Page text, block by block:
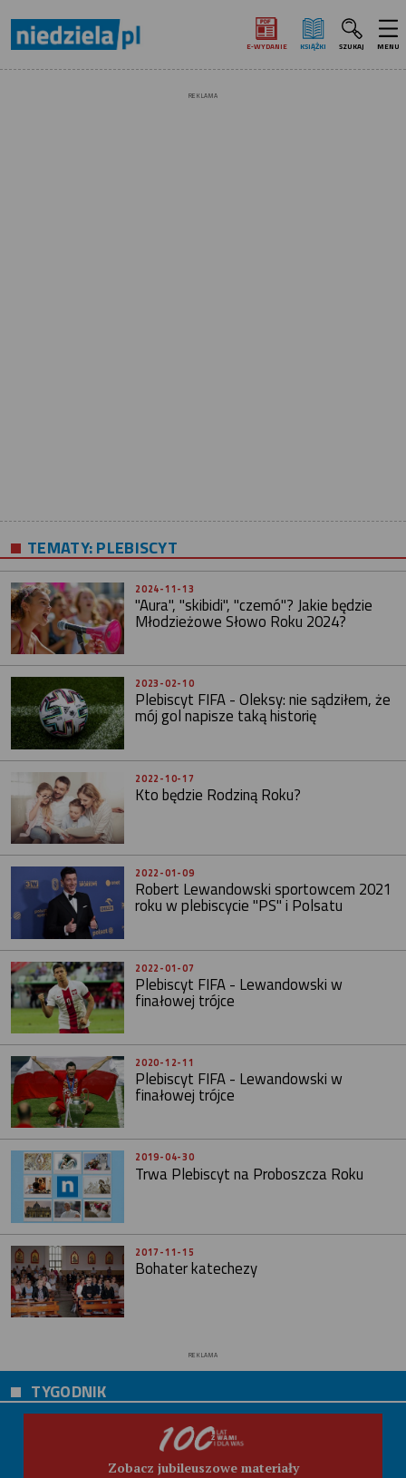
E‑WYDANIE KSIĄŻKI SZUKAJ MENU
REKLAMA
TEMATY:PLEBISCYT
2024-11-13
"Aura", "skibidi", "czemó"? Jakie będzie
Młodzieżowe Słowo Roku 2024?
2023-02-10
Plebiscyt FIFA - Oleksy: nie sądziłem, że
mój gol napisze taką historię
2022-10-17
Kto będzie Rodziną Roku?
2022-01-09
Robert Lewandowski sportowcem 2021
roku w plebiscycie "PS" i Polsatu
2022-01-07
Plebiscyt FIFA - Lewandowski w
finałowej trójce
2020-12-11
Plebiscyt FIFA - Lewandowski w
finałowej trójce
2019-04-30
Trwa Plebiscyt na Proboszcza Roku
2017-11-15
Bohater katechezy
REKLAMA
TYGODNIK
Zobacz jubileuszowe materiały